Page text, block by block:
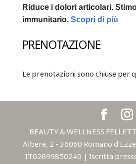
Riduce i dolori articolari.
immunitario. Scopri di più
PRENOTAZIONE
Le prenotazioni sono chiuse per
BEAUTY & WELLNESS
Albere, 2 - 36060 Romano
IT02699850240 | Iscritta